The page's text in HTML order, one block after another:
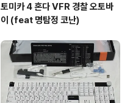
토미카 4 혼다 VFR 경찰 오토바
이 (feat 명탐정 코난)